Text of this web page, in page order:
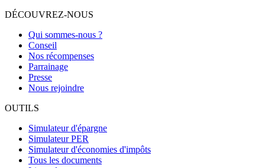
DÉCOUVREZ-NOUS
Qui sommes-nous ?
Conseil
Nos récompenses
Parrainage
Presse
Nous rejoindre
OUTILS
Simulateur d'épargne
Simulateur PER
Simulateur d'économies d'impôts
Tous les documents